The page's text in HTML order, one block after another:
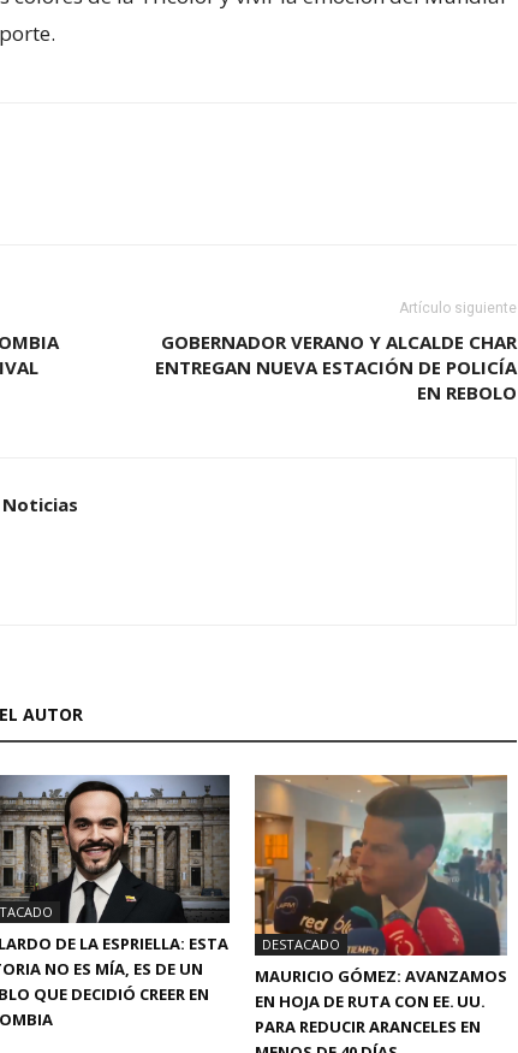
Artículo siguiente
GOBERNADOR VERANO Y ALCALDE CHAR
ENTREGAN NUEVA ESTACIÓN DE POLICÍA
EN REBOLO
Noticias
AUTOR
DE LA ESPRIELLA: ESTA
NO ES MÍA, ES DE UN
QUE DECIDIÓ CREER EN
DESTACADO
MAURICIO GÓMEZ: AVANZAMOS
EN HOJA DE RUTA CON EE. UU.
PARA REDUCIR ARANCELES EN